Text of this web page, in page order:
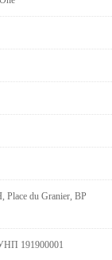
du Granier, BP
191900001